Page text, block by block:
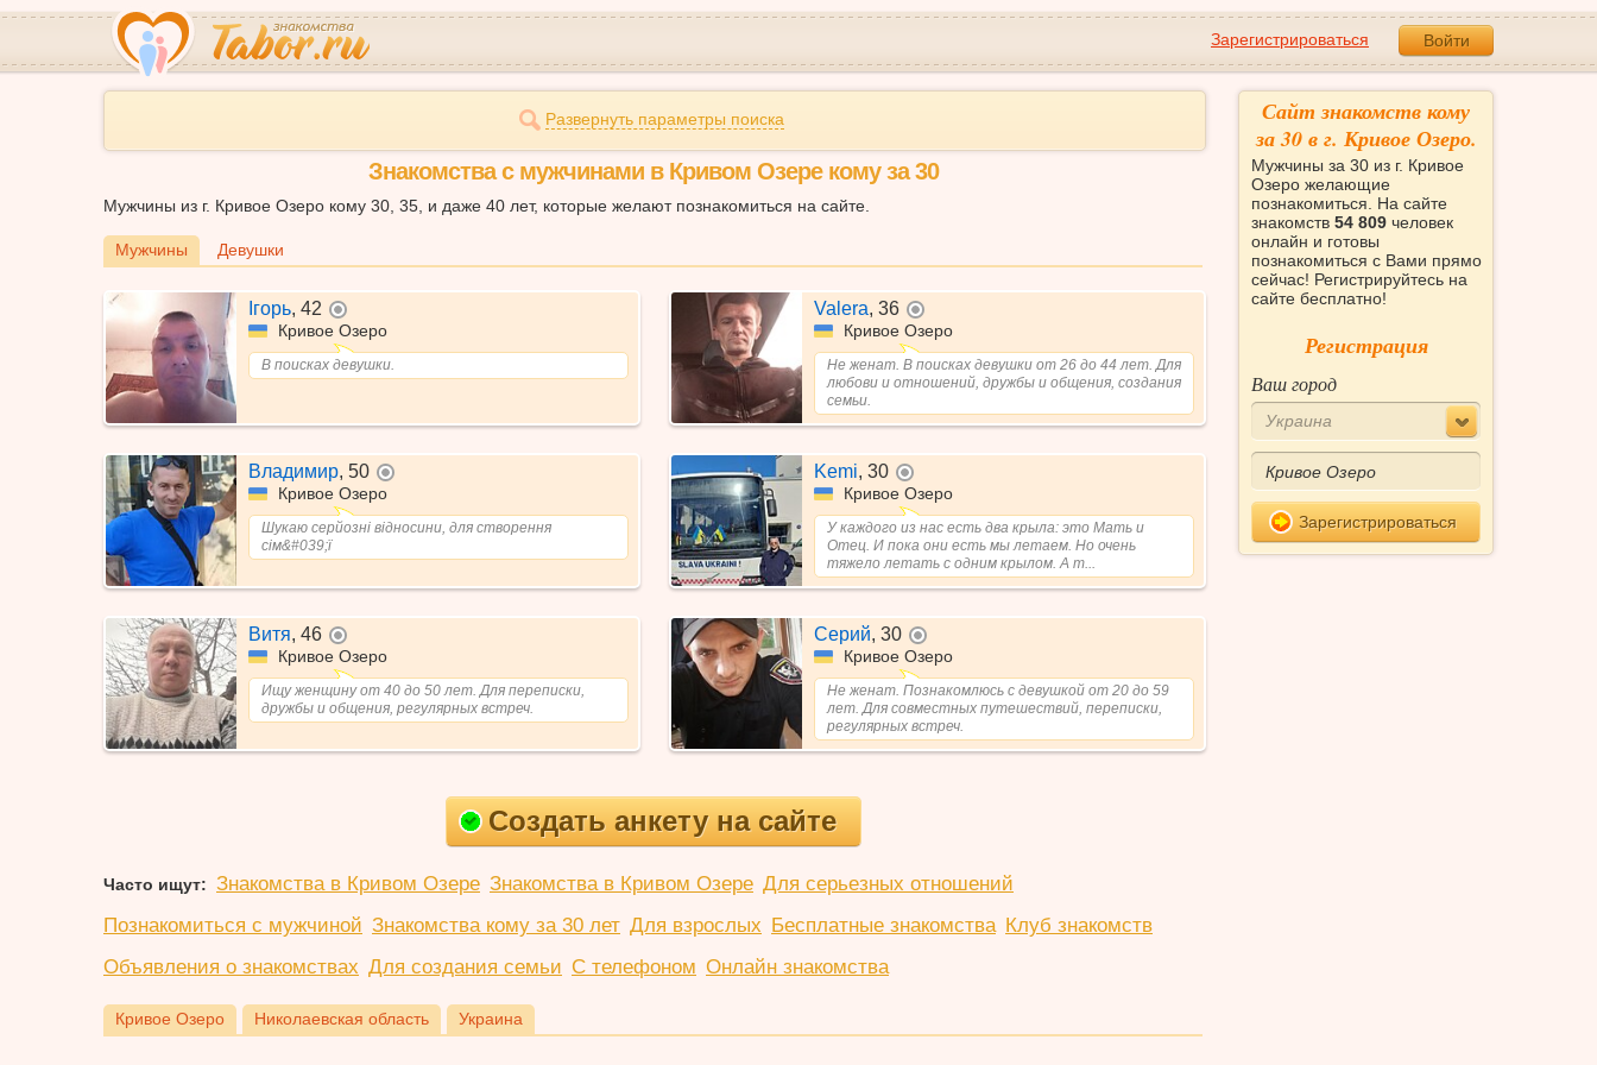
Зарегистрироваться Войти
Развернуть параметры поиска
Знакомства с мужчинами в Кривом Озере кому за 30
Мужчины из г. Кривое Озеро кому 30, 35, и даже 40 лет, которые желают познакомиться на сайте.
Мужчины Девушки
Ігорь, 42
Кривое Озеро
В поисках девушки.
Valera, 36
Кривое Озеро
Не женат. В поисках девушки от 26 до 44 лет. Для
любови и отношений, дружбы и общения, создания
семьи.
Владимир, 50
Кривое Озеро
Шукаю серйозні відносини, для створення
сім&#039;ї
Kemi, 30
Кривое Озеро
У каждого из нас есть два крыла: это Мать и
Отец. И пока они есть мы летаем. Но очень
тяжело летать с одним крылом. А т...
Витя, 46
Кривое Озеро
Ищу женщину от 40 до 50 лет. Для переписки,
дружбы и общения, регулярных встреч.
Серий, 30
Кривое Озеро
Не женат. Познакомлюсь с девушкой от 20 до 59
лет. Для совместных путешествий, переписки,
регулярных встреч.
Создать анкету на сайте
Часто ищут: Знакомства в Кривом Озере Знакомства в Кривом Озере Для серьезных отношений
Познакомиться с мужчиной Знакомства кому за 30 лет Для взрослых Бесплатные знакомства Клуб знакомств
Объявления о знакомствах Для создания семьи С телефоном Онлайн знакомства
Кривое Озеро Николаевская область Украина
Сайт знакомств кому
за 30 в г. Кривое Озеро.
Мужчины за 30 из г. Кривое
Озеро желающие
познакомиться. На сайте
знакомств 54 809 человек
онлайн и готовы
познакомиться с Вами прямо
сейчас! Регистрируйтесь на
сайте бесплатно!
Регистрация
Ваш город
Украина
Зарегистрироваться